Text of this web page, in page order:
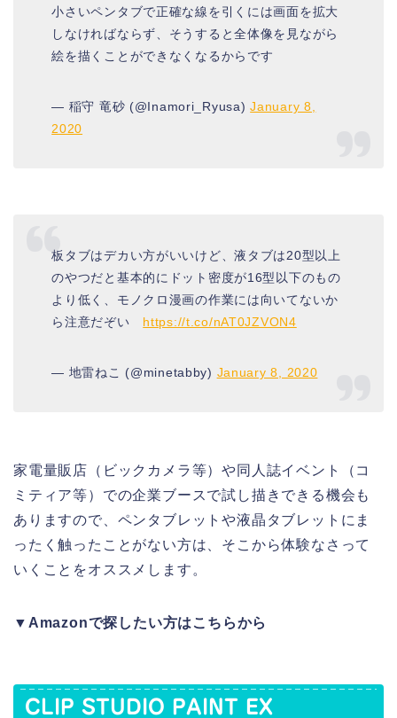
小さいペンタブで正確な線を引くには画面を拡大
しなければならず、そうすると全体像を見ながら
絵を描くことができなくなるからです
— 稲守 竜砂 (@Inamori_Ryusa)January 8,
2020
板タブはデカい方がいいけど、液タブは20型以上
のやつだと基本的にドット密度が16型以下のもの
より低く、モノクロ漫画の作業には向いてないか
ら注意だぞい https://t.co/nAT0JZVON4
— 地雷ねこ (@minetabby) January 8, 2020
家電量販店（ビックカメラ等）や同人誌イベント（コ
ミティア等）での企業ブースで試し描きできる機会も
ありますので、ペンタブレットや液晶タブレットにま
ったく触ったことがない方は、そこから体験なさって
いくことをオススメします。
▼Amazonで探したい方はこちらから
CLIP STUDIO PAINT EX